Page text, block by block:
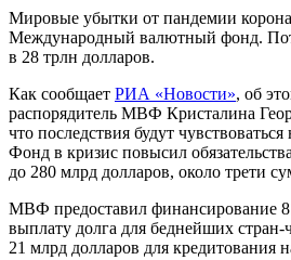
Мировые убытки от пандемии
Международный валютный фонд.
в 28 трлн долларов.
Как сообщает РИА «Новости», об
распорядитель МВФ Кристалина
что последствия будут
Фонд в кризис повысил
до 280 млрд долларов, около трети
МВФ предоставил финансирование
выплату долга для беднейших
21 млрд долларов для кредитования